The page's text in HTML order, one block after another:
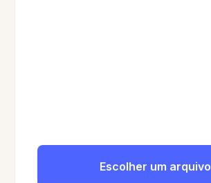
Escolher um arquivo